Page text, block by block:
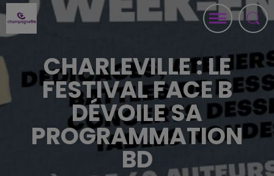
CHARLEVILLE : LE
FESTIVAL FACE B
DÉVOILE SA
PROGRAMMATION
BD